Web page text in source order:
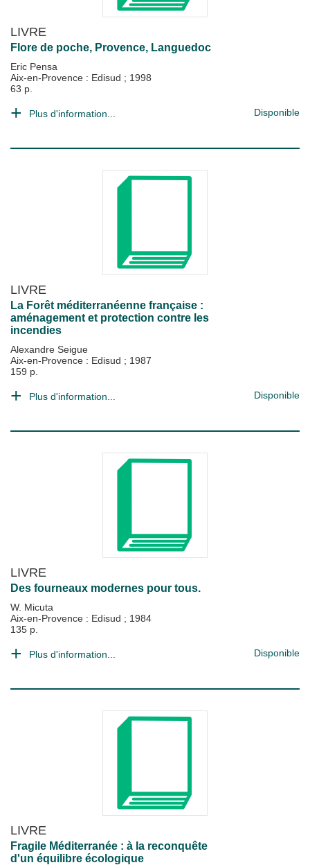
LIVRE
Flore de poche, Provence, Languedoc
Eric Pensa
Aix-en-Provence : Edisud ; 1998
63 p.
Plus d'information... Disponible
LIVRE
La Forêt méditerranéenne française :
aménagement et protection contre les
incendies
Alexandre Seigue
Aix-en-Provence : Edisud ; 1987
159 p.
Plus d'information... Disponible
LIVRE
Des fourneaux modernes pour tous.
W. Micuta
Aix-en-Provence : Edisud ; 1984
135 p.
Plus d'information... Disponible
LIVRE
Fragile Méditerranée : à la reconquête
d'un équilibre écologique